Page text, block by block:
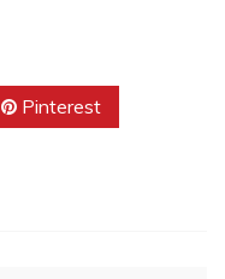
Pinterest